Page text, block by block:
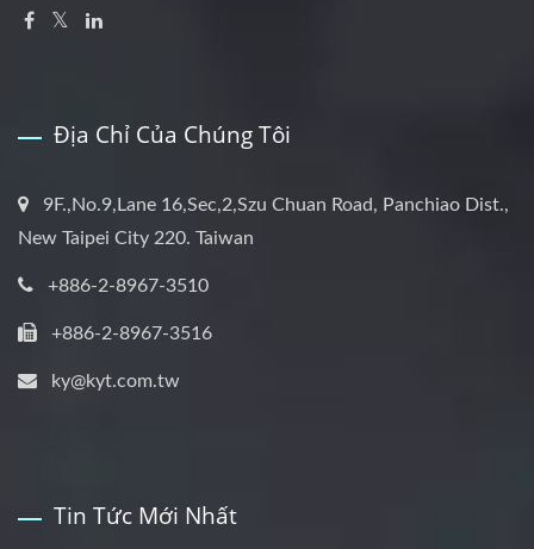
Địa Chỉ Của Chúng Tôi
9F.,No.9,Lane 16,Sec,2,Szu Chuan Road, Panchiao Dist.,
New Taipei City 220. Taiwan
+886-2-8967-3510
+886-2-8967-3516
ky@kyt.com.tw
Tin Tức Mới Nhất